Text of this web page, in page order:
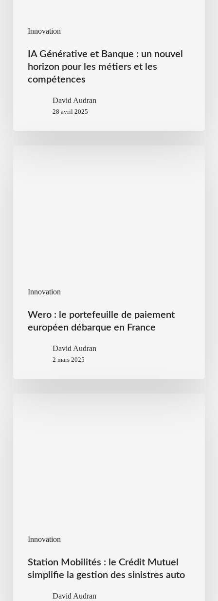
Innovation
IA Générative et Banque : un nouvel
horizon pour les métiers et les
compétences
David Audran
28 avril 2025
Innovation
Wero : le portefeuille de paiement
européen débarque en France
David Audran
2 mars 2025
Innovation
Station Mobilités : le Crédit Mutuel
simplifie la gestion des sinistres auto
David Audran